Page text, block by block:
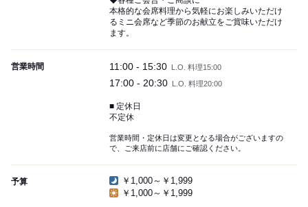
本格的な会席料理から気軽にお楽しみいただけ
るミニ会席など季節のお献立をご賞味いただけ
ます。
営業時間 11:00 - 15:30 L.O. 料理15:00
17:00 - 20:30 L.O. 料理20:00
■ 定休日
不定休
営業時間・定休日は変更となる場合がございますの
で、ご来店前に店舗にご確認ください。
予算
￥1,000～￥1,999
￥1,000～￥1,999